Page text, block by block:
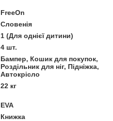
FreeOn
Словенія
1 (Для однієї дитини)
4 шт.
Бампер, Кошик для покупок,
Роздільник для ніг, Підніжка,
Автокрісло
22 кг
EVA
Книжка